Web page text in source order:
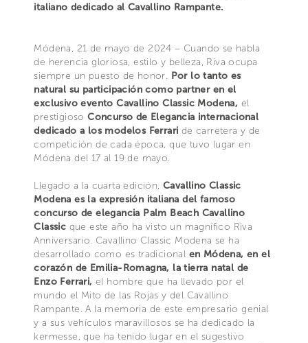
italiano dedicado al Cavallino Rampante.
Módena, 21 de mayo de 2024 – Cuando se habla
de herencia gloriosa, estilo y belleza, Riva ocupa
siempre un puesto de honor. Por lo tanto es
natural su participación como partner en el
exclusivo evento Cavallino Classic Modena, el
prestigiosoConcurso de Elegancia internacional
dedicado a los modelos Ferrari de carretera y de
competición de cada época, que tuvo lugar en
Módena del 17 al 19 de mayo.
Llegado a la cuarta edición, Cavallino Classic
Modena es la expresión italiana del famoso
concurso de elegancia Palm Beach Cavallino
Classic que este año ha visto un magnífico Riva
Anniversario. Cavallino Classic Modena se ha
desarrollado como es tradicional en Módena, en el
corazón de Emilia-Romagna, la tierra natal de
Enzo Ferrari, el hombre que ha llevado por el
mundo el Mito de las Rojas y del Cavallino
Rampante. A la memoria de este empresario genial
y a sus vehículos maravillosos se ha dedicado la
kermesse, que ha tenido lugar en el sugestivo